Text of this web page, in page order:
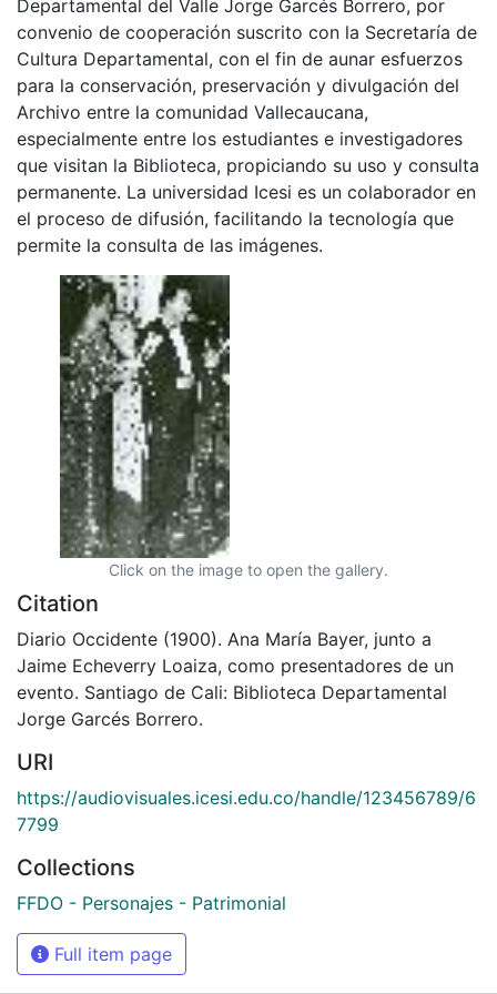
Departamental del Valle Jorge Garcés Borrero, por
convenio de cooperación suscrito con la Secretaría de
Cultura Departamental, con el fin de aunar esfuerzos
para la conservación, preservación y divulgación del
Archivo entre la comunidad Vallecaucana,
especialmente entre los estudiantes e investigadores
que visitan la Biblioteca, propiciando su uso y consulta
permanente. La universidad Icesi es un colaborador en
el proceso de difusión, facilitando la tecnología que
permite la consulta de las imágenes.
Click on the image to open the gallery.
Citation
Diario Occidente (1900). Ana María Bayer, junto a
Jaime Echeverry Loaiza, como presentadores de un
evento. Santiago de Cali: Biblioteca Departamental
Jorge Garcés Borrero.
URI
https://audiovisuales.icesi.edu.co/handle/123456789/6
7799
Collections
FFDO - Personajes - Patrimonial
Full item page